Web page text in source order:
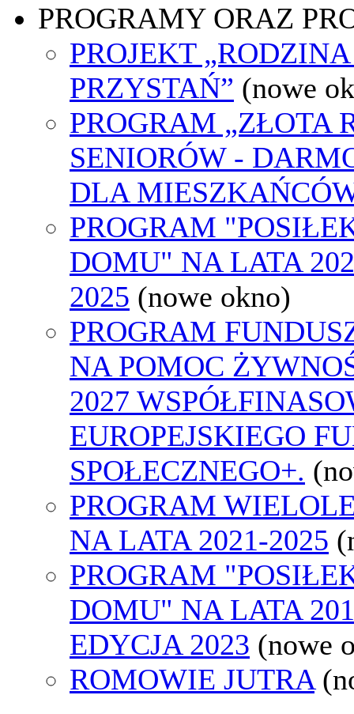
PROGRAMY ORAZ
PROJEKT
PRZYSTAŃ” (nowe
PROGRAM „ZŁOTA
SENIORÓW -
DLA
PROGRAM
DOMU" NA LATA
2025 (nowe okno)
PROGRAM
NA POMOC
2027
EUROPEJSKIEGO
SPOŁECZNEGO+.
PROGRAM
NA LATA 2021-2025
PROGRAM
DOMU" NA LATA
EDYCJA 2023 (nowe
ROMOWIE JUTRA